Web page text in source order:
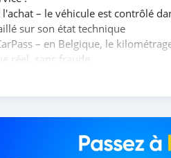
– le véhicule est contrôlé
sur son état technique
– en Belgique, le
réel, sans fraude
belges sont suivies dans des
– vous choisissez la voiture
payez et nous organisons